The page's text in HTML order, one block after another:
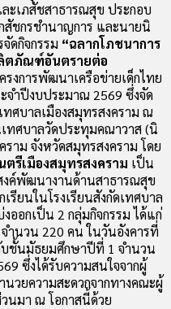
ะเภสัชสาธารณสุข ประกอบ
สัชกรชำนาญการ และนายนิ
ดกิจกรรม “ฉลากโภชนาการ
ตภัณฑ์อันตรายต่อ
รงการพัฒนาเครือข่ายเด็กไทย
จำปีงบประมาณ 2569 ซึ่งจัด
ศบาลเมืองสมุทรสงคราม ณ
ทศบาลวัดประทุมคณาวาส (นิ
าม จังหวัดสมุทรสงคราม โดย
รีเมืองสมุทรสงคราม เป็น
งค์พัฒนางานด้านสาธารณสุข
ยนในโรงเรียนสังกัดเทศบาล
ออกเป็น 2 กลุ่มกิจกรรม ได้แก่
ำนวน 220 คน ในวันอังคารที่
ชั้นมัธยมศึกษาปีที่ 1 จำนวน
ซึ่งได้รับความสนใจจากผู้
นวยความสะดวกจากทางคณะผู้
นมา ณ โอกาสนี้ด้วย